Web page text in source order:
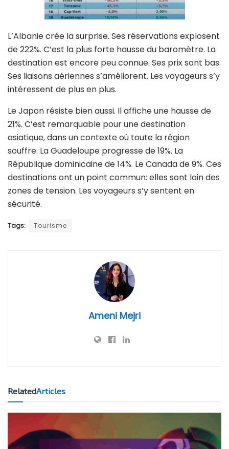
L’Albanie crée la surprise. Ses réservations explosent
de 222%. C’est la plus forte hausse du baromètre. La
destination est encore peu connue. Ses prix sont bas.
Ses liaisons aériennes s’améliorent. Les voyageurs s’y
intéressent de plus en plus.
Le Japon résiste bien aussi. Il affiche une hausse de
21%. C’est remarquable pour une destination
asiatique, dans un contexte où toute la région
souffre. La Guadeloupe progresse de 19%. La
République dominicaine de 14%. Le Canada de 9%. Ces
destinations ont un point commun: elles sont loin des
zones de tension. Les voyageurs s’y sentent en
sécurité.
Tags: Tourisme
Ameni Mejri
RelatedArticles